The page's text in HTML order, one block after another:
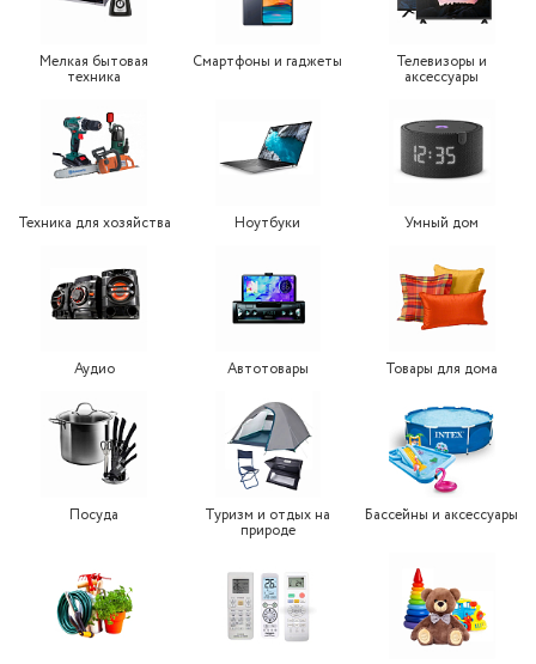
Мелкая бытовая
техника
Смартфоны и гаджеты Телевизоры и
аксессуары
Техника для хозяйства Ноутбуки Умный дом
Аудио Автотовары Товары для дома
Посуда Туризм и отдых на
природе
Бассейны и аксессуары